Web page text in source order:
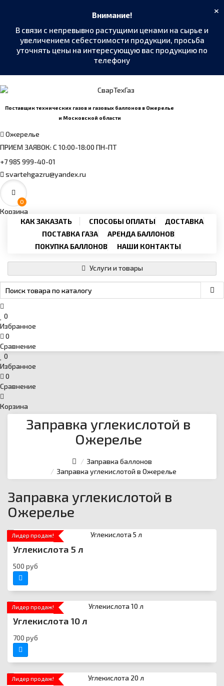
Внимание!
В связи с непревывно растущими ценами на сырье и
увеличением себестоимости продукции, просьба
уточнять цены на интересующую вас продукцию по
телефону
×
Поставщик технических газов и газовых баллонов в Ожерелье
и Московской области
Ожерелье
ПРИЕМ ЗАЯВОК: С 10:00-18:00 ПН-ПТ
+7 985 999-40-01
svartehgazru@yandex.ru
0
Корзина
КАК ЗАКАЗАТЬ
СПОСОБЫ ОПЛАТЫ
ДОСТАВКА
ПОСТАВКА ГАЗА
АРЕНДА БАЛЛОНОВ
ПОКУПКА БАЛЛОНОВ
НАШИ КОНТАКТЫ
Услуги и товары
0
Избранное
0
Сравнение
0
Избранное
0
Сравнение
Корзина
Заправка углекислотой в
Ожерелье
Заправка баллонов
Заправка углекислотой в Ожерелье
Заправка углекислотой в
Ожерелье
Лидер продаж!
Углекислота 5 л
500 руб
Лидер продаж!
Углекислота 10 л
700 руб
Лидер продаж!
Email
svartehgazru@yandex.ru